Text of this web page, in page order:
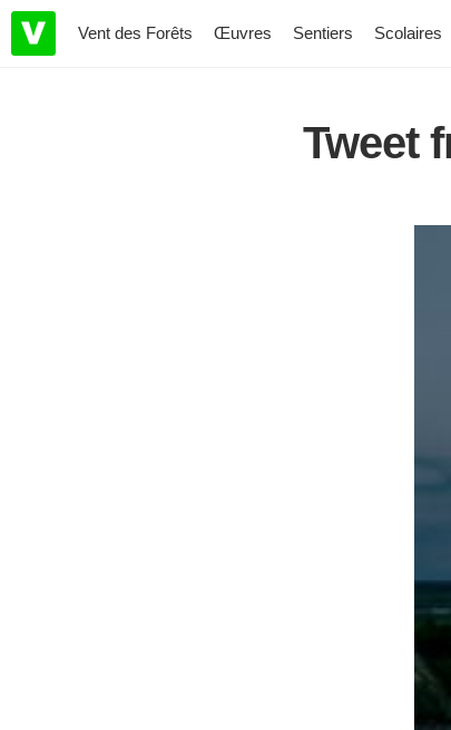
Vent des Forêts Œuvres Sentiers Scolaires
Tweet